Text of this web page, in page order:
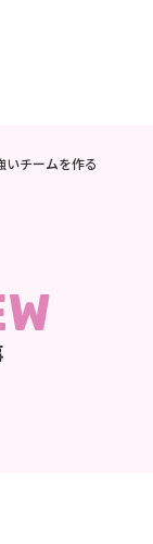
いチームを作る